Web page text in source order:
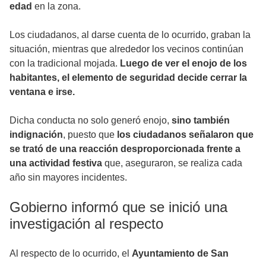
edad en la zona.
Los ciudadanos, al darse cuenta de lo ocurrido, graban la
situación, mientras que alrededor los vecinos continúan
con la tradicional mojada. Luego de ver el enojo de los
habitantes, el elemento de seguridad decide cerrar la
ventana e irse.
Dicha conducta no solo generó enojo, sino también
indignación, puesto que los ciudadanos señalaron que
se trató de una reacción desproporcionada frente a
una actividad festiva que, aseguraron, se realiza cada
año sin mayores incidentes.
Gobierno informó que se inició una
investigación al respecto
Al respecto de lo ocurrido, el Ayuntamiento de San